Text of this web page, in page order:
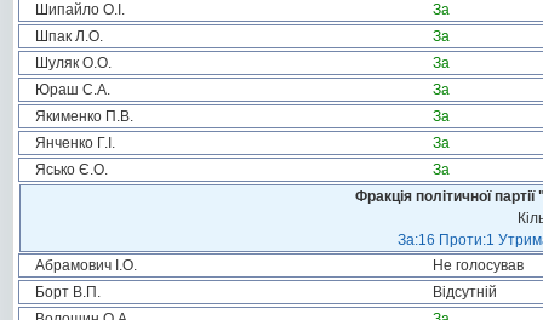
Шипайло О.І.
За
Шпак Л.О.
За
Шуляк О.О.
За
Юраш С.А.
За
Якименко П.В.
За
Янченко Г.І.
За
Ясько Є.О.
За
Фракція політичної
За:16 Проти:1
Абрамович І.О.
Не голосував
Борт В.П.
Відсутній